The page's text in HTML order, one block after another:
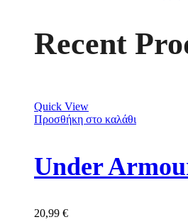
Recent
Quick View
Προσθήκη στο καλάθι
Under
20,99 €